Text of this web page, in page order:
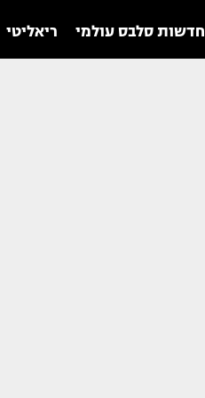
חדשות סלבס עולמי ריאליטי